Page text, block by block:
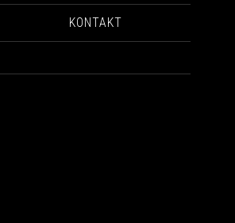
KONTAKT